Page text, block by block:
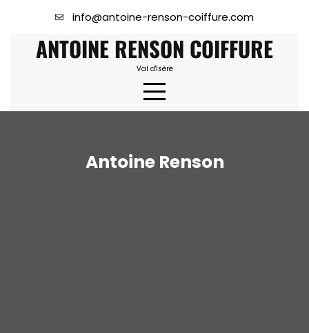
content
info@antoine-renson-coiffure.com
ANTOINE RENSON COIFFURE
Val d'Isère
Antoine Renson